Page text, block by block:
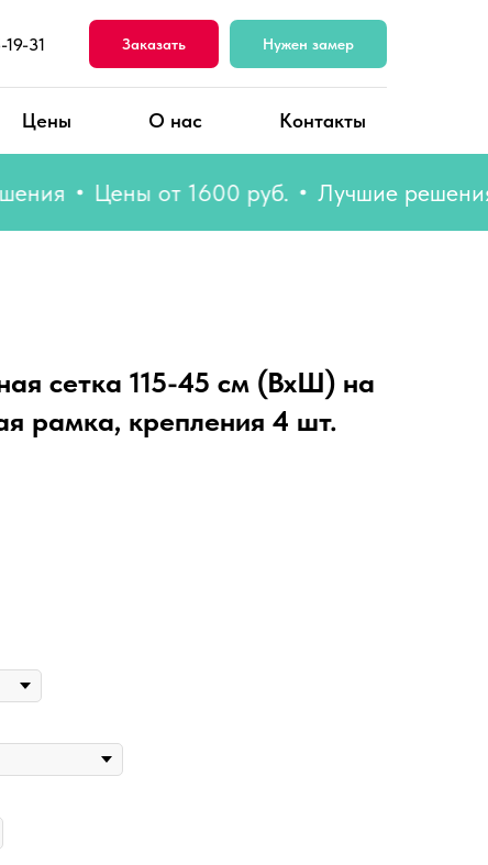
31 Заказать Нужен замер
Цены О нас Контакты
Цены от 1600 руб. Лучшие решения
сетка 115-45 см (ВхШ) на
рамка, крепления 4 шт.